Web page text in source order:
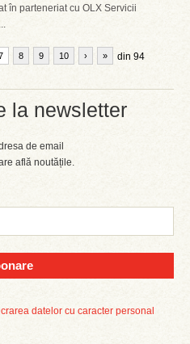
la newsletter
de email
află noutățile.
datelor cu caracter personal
în parteneriat cu OLX Servicii
8 9 10 din 94
› »